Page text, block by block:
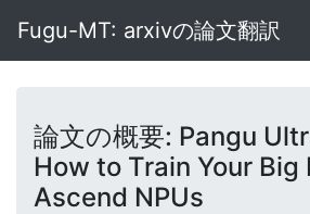
Fugu-MT: arxivの論文翻訳
論文の概要: Pangu
How to Train Your Big
Ascend NPUs